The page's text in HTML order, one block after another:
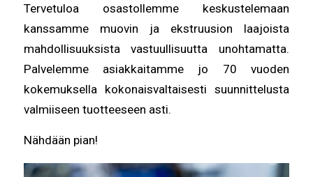
Tervetuloa osastollemme keskustelemaan
kanssamme muovin ja ekstruusion laajoista
mahdollisuuksista vastuullisuutta unohtamatta.
Palvelemme asiakkaitamme jo 70 vuoden
kokemuksella kokonaisvaltaisesti suunnittelusta
valmiiseen tuotteeseen asti.
Nähdään pian!